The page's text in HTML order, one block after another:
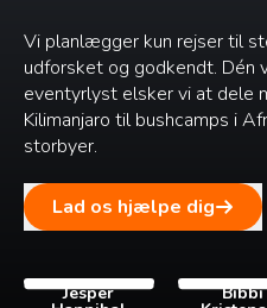
Vi planlægger kun rejser til
udforsket og godkendt. Dén
eventyrlyst elsker vi at dele
Kilimanjaro til bushcamps i
storbyer.
Lad os hjælpe dig
Jesper Bibbi